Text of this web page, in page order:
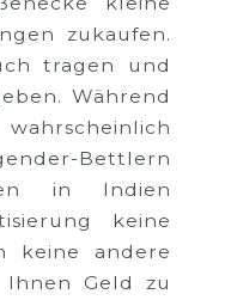
zukaufen.
tragen und
Während
Bettlern
in Indien
keine
keine andere
Geld zu